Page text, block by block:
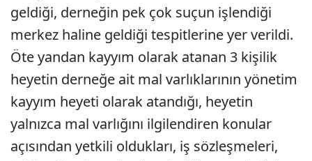
geldiği, derneğin pek çok suçun işlendiği
merkez haline geldiği tespitlerine yer verildi.
Öte yandan kayyım olarak atanan 3 kişilik
heyetin derneğe ait mal varlıklarının yönetim
kayyım heyeti olarak atandığı, heyetin
yalnızca mal varlığını ilgilendiren konular
açısından yetkili oldukları, iş sözleşmeleri,